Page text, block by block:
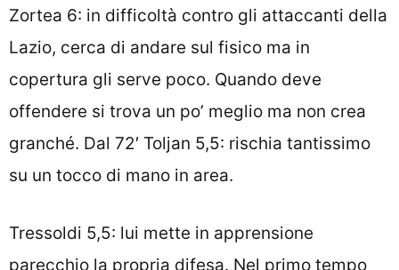
Zortea 6: in difficoltà contro gli attaccanti della
Lazio, cerca di andare sul fisico ma in
copertura gli serve poco. Quando deve
offendere si trova un po’ meglio ma non crea
granché. Dal 72′ Toljan 5,5: rischia tantissimo
su un tocco di mano in area.
Tressoldi 5,5: lui mette in apprensione
parecchio la propria difesa. Nel primo tempo